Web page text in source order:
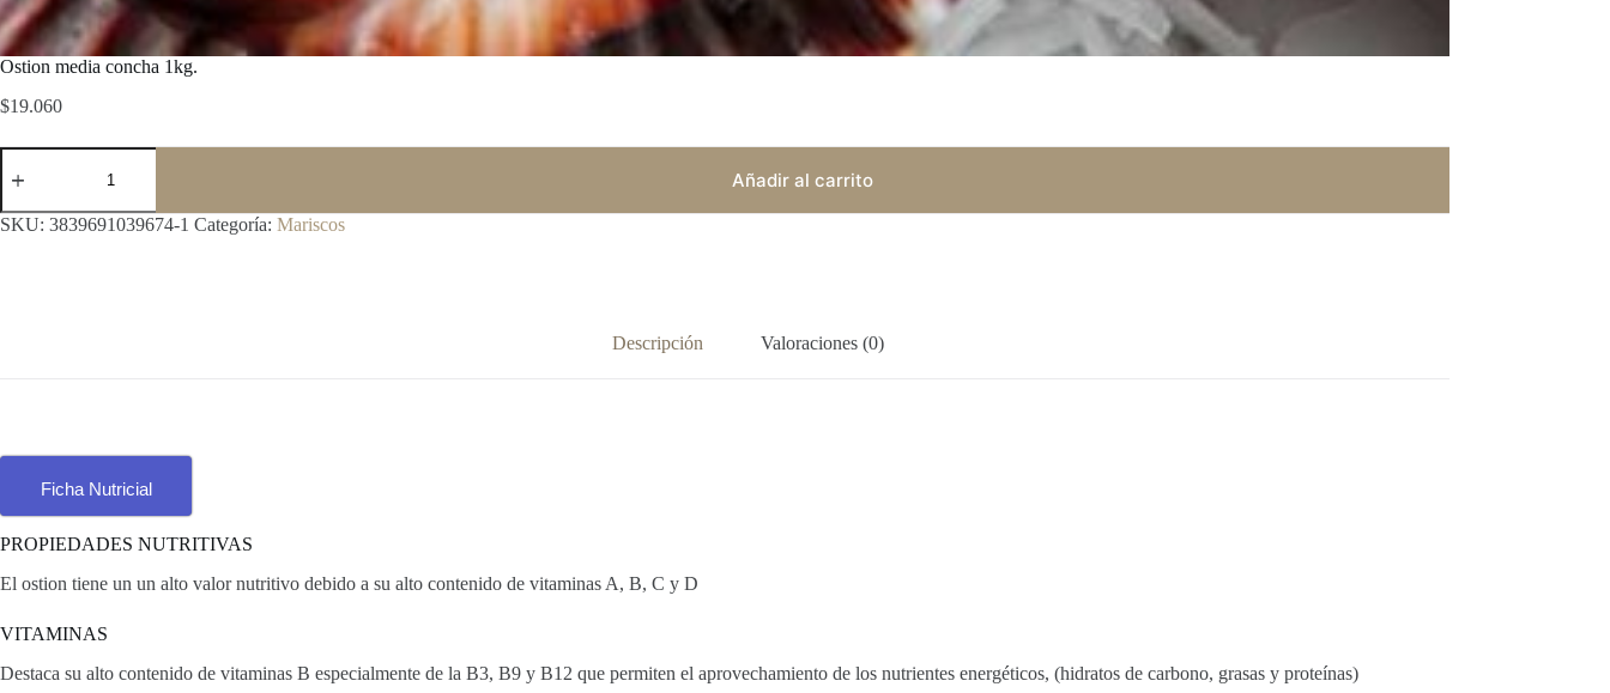
Ostion media concha 1kg.
$19.060
Ostion
media
1kg.
cantidad
Añadir al carrito
SKU: 3839691039674-1 Categoría: Mariscos
Descripción Valoraciones (0)
Ficha Nutricial
PROPIEDADES NUTRITIVAS
El ostion tiene un un alto valor nutritivo debido a su alto contenido de vitaminas A, B, C y D
VITAMINAS
Destaca su alto contenido de vitaminas B especialmente de la B3, B9 y B12 que permiten el aprovechamiento de los nutrientes energéticos, (hidratos de carbono, grasas y proteínas)